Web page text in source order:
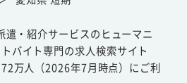
遣・紹介サービスのヒューマニ
バイト専門の求人検索サイト
万人（2026年7月時点）にご利